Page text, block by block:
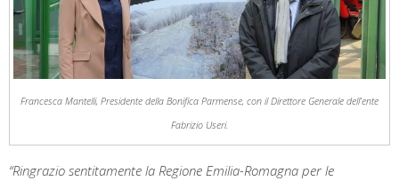
Francesca Mantelli, Presidente della Bonifica Parmense, con il Direttore Generale dell’ente
Fabrizio Useri.
“Ringrazio sentitamente la Regione Emilia-Romagna per le